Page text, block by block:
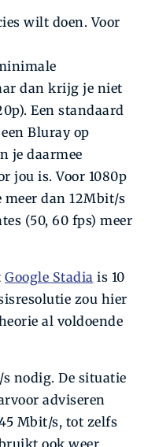
wilt doen. Voor
dan krijg je niet
Een standaard
Bluray op
je daarmee
jou is. Voor 1080p
dan 12Mbit/s
(50, 60 fps) meer
Google Stadia is 10
zou hier
al voldoende
nodig. De situatie
adviseren
Mbit/s, tot zelfs
ook weer